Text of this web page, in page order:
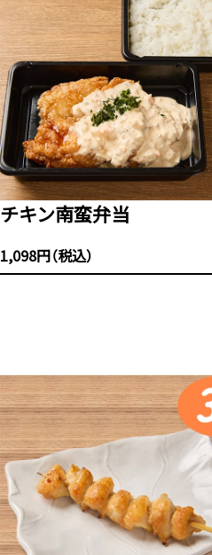
チキン南蛮弁当
1,098円（税込）